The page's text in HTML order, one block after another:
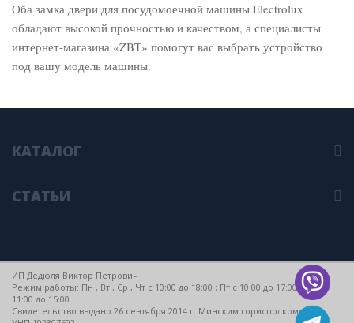
Оба замка двери для посудомоечной машины Electrolux
обладают высокой прочностью и качеством, а специалисты
интернет-магазина «ZBT» помогут вас выбрать устройство
под вашу модель машины.
КАТАЛОГ
СТАТЬИ
ИП Дедюля Виктор Петрович
Режим работы: Пн , Вт , Ср , Чт c 10:00 до 18:00 ; Пт c 10:00 до 17:00 ; Сб c
11:00 до 15:00
Свидетельство выдано 26 сентября 2014 г. Минским горисполкомом